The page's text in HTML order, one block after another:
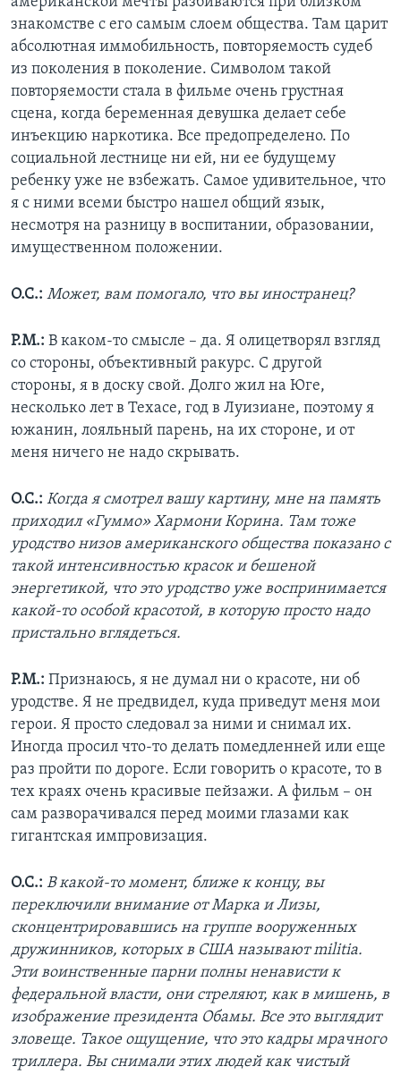
знакомстве с его самым слоем общества. Там царит
абсолютная иммобильность, повторяемость судеб
из поколения в поколение. Символом такой
повторяемости стала в фильме очень грустная
сцена, когда беременная девушка делает себе
инъекцию наркотика. Все предопределено. По
социальной лестнице ни ей, ни ее будущему
ребенку уже не взбежать. Самое удивительное, что
я с ними всеми быстро нашел общий язык,
несмотря на разницу в воспитании, образовании,
имущественном положении.
О.С.: Может, вам помогало, что вы иностранец?
Р.М.: В каком-то смысле – да. Я олицетворял взгляд
со стороны, объективный ракурс. С другой
стороны, я в доску свой. Долго жил на Юге,
несколько лет в Техасе, год в Луизиане, поэтому я
южанин, лояльный парень, на их стороне, и от
меня ничего не надо скрывать.
О.С.: Когда я смотрел вашу картину, мне на память
приходил «Гуммо» Хармони Корина. Там тоже
уродство низов американского общества показано с
такой интенсивностью красок и бешеной
энергетикой, что это уродство уже воспринимается
какой-то особой красотой, в которую просто надо
пристально вглядеться.
Р.М.: Признаюсь, я не думал ни о красоте, ни об
уродстве. Я не предвидел, куда приведут меня мои
герои. Я просто следовал за ними и снимал их.
Иногда просил что-то делать помедленней или еще
раз пройти по дороге. Если говорить о красоте, то в
тех краях очень красивые пейзажи. А фильм – он
сам разворачивался перед моими глазами как
гигантская импровизация.
О.С.: В какой-то момент, ближе к концу, вы
переключили внимание от Марка и Лизы,
сконцентрировавшись на группе вооруженных
дружинников, которых в США называют militia.
Эти воинственные парни полны ненависти к
федеральной власти, они стреляют, как в мишень, в
изображение президента Обамы. Все это выглядит
зловеще. Такое ощущение, что это кадры мрачного
триллера. Вы снимали этих людей как чистый